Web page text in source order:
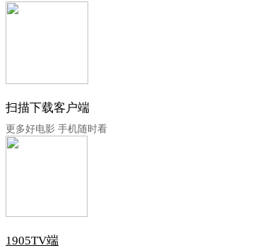
扫描下载客户端
更多好电影 手机随时看
1905TV端